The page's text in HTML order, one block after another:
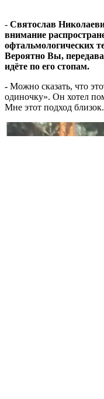
- Святослав
внимание
офтальмологических
Вероятно Вы,
идёте по его стопам.
- Можно сказать, что
одиночку». Он хотел
Мне этот подход близок.